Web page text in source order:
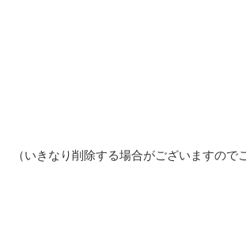
（いきなり削除する場合がございますので